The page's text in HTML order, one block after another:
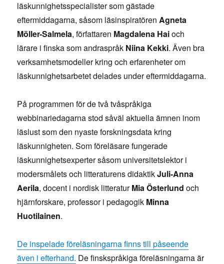
läskunnighetsspecialister som gästade
eftermiddagarna, såsom läsinspiratören Agneta
Möller-Salmela, författaren Magdalena Haioch
lärare i finska som andraspråk Niina Kekki. Även bra
verksamhetsmodeller kring och erfarenheter om
läskunnighetsarbetet delades under eftermiddagarna.
På programmen för de två tvåspråkiga
webbinariedagarna stod såväl aktuella ämnen inom
läslust som den nyaste forskningsdata kring
läskunnigheten. Som föreläsare fungerade
läskunnighetsexperter såsom universitetslektor i
modersmålets och litteraturens didaktikJuli-Anna
Aerila, docent i nordisk litteraturMia Österlund och
hjärnforskare, professor i pedagogik Minna
Huotilainen.
De inspelade föreläsningarna finns till påseende
även i efterhand. De finskspråkiga föreläsningarna är